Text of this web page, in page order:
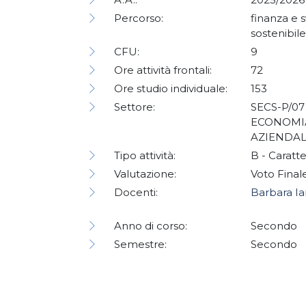
Percorso:
finanza e
sostenibile
CFU:
9
Ore attività frontali:
72
Ore studio individuale:
153
Settore:
SECS-P/
Tipo attività:
B -
Valutazione:
Voto
Docenti:
Barbara
Anno di corso:
Secondo
Semestre:
Secondo